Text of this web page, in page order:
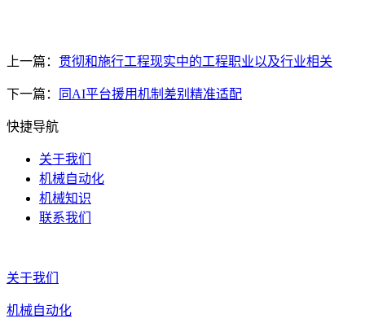
上一篇： 贯彻和施行工程现实中的工程职业以及行业相关
下一篇： 同AI平台援用机制差别精准适配
快捷导航
关于我们
机械自动化
机械知识
联系我们
关于我们
机械自动化